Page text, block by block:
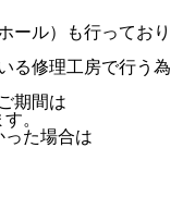
ール）も行っており
る修理工房で行う為
期間は
。
た場合は